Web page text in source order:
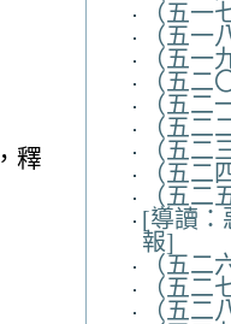
（五一
（五一
（五一
（五二
（五二
（五二
（五二
（五二
（五二
[導讀：
報]
（五二
（五二
（五二
釋